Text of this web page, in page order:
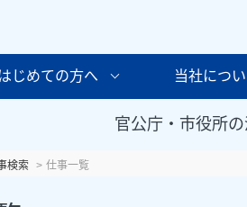
じめての方へ 当社につ
官公庁・市役所
検索 仕事一覧